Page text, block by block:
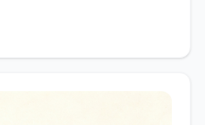
搜索习惯等的全域优
ASO增量渠道，可独
以低难度收割流量、
与Google Play的